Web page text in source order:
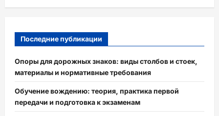
Последние публикации
Опоры для дорожных знаков: виды столбов и стоек,
материалы и нормативные требования
Обучение вождению: теория, практика первой
передачи и подготовка к экзаменам